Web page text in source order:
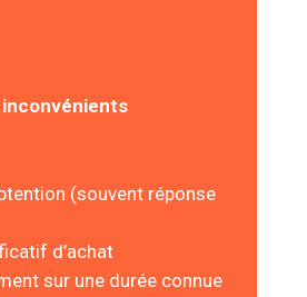
(souvent réponse
d’achat
sur une durée connue